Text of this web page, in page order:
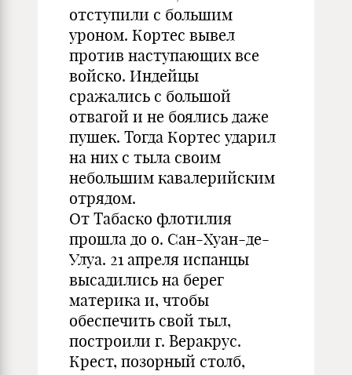
отступили с большим
уроном. Кортес вывел
против наступающих все
войско. Индейцы
сражались с большой
отвагой и не боялись даже
пушек. Тогда Кортес ударил
на них с тыла своим
небольшим кавалерийским
отрядом.
От Табаско флотилия
прошла до о. Сан-Хуан-де-
Улуа. 21 апреля испанцы
высадились на берег
материка и, чтобы
обеспечить свой тыл,
построили г. Веракрус.
Крест, позорный столб,